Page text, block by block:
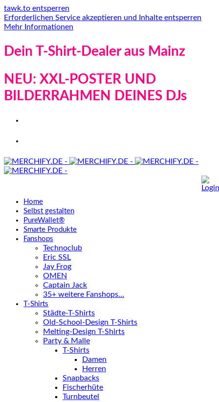
tawk.to entsperren
Erforderlichen Service akzeptieren und Inhalte entsperren
Mehr Informationen
Dein T-Shirt-Dealer aus Mainz
NEU: XXL-POSTER UND
BILDERRAHMEN DEINES DJs
Home
Selbst gestalten
PureWallet®
Smarte Produkte
Fanshops
Technoclub
Eric SSL
Jay Frog
OMEN
Captain Jack
35+ weitere Fanshops…
T-Shirts
Städte-T-Shirts
Old-School-Design T-Shirts
Melting-Design T-Shirts
Party & Malle
T-Shirts
Damen
Herren
Snapbacks
Fischerhüte
Turnbeutel